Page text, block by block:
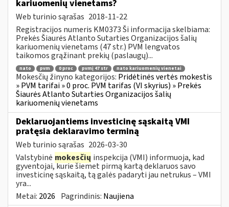
kariuomenių vienetams?
Web turinio sąrašas 2018-11-22
Registracijos numeris KM0373 Ši informacija skelbiama:
Prekės Šiaurės Atlanto Sutarties Organizacijos šalių
kariuomenių vienetams (47 str.) PVM lengvatos
taikomos grąžinant prekių (paslaugų)...
nato pvm 0 proc pvmį 47 str nato kariuomenių vienetai
Mokesčių žinyno kategorijos: Pridėtinės vertės mokestis
» PVM tarifai » 0 proc. PVM tarifas (VI skyrius) » Prekės
Šiaurės Atlanto Sutarties Organizacijos šalių
kariuomenių vienetams
Deklaruojantiems investicinę sąskaitą VMI
pratęsia deklaravimo terminą
Web turinio sąrašas 2026-03-30
Valstybinė mokesčių inspekcija (VMI) informuoja, kad
gyventojai, kurie šiemet pirmą kartą deklaruos savo
investicinę sąskaitą, tą galės padaryti jau netrukus – VMI
yra...
Metai: 2026 Pagrindinis: Naujiena